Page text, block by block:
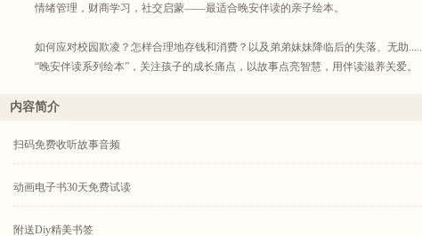
情绪管理，财商学习，社交启蒙——最适合晚安伴读的亲子绘本。
如何应对校园欺凌？怎样合理地存钱和消费？以及弟弟妹妹降临后的失落、无助.....
“晚安伴读系列绘本”，关注孩子的成长痛点，以故事点亮智慧，用伴读滋养关爱。
内容简介
扫码免费收听故事音频
动画电子书30天免费试读
附送Diy精美书签